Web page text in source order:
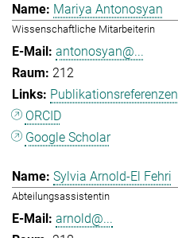
Mariya Antonosyan
Wissenschaftliche Mitarbeiterin
antonosyan@...
212
Publikationsreferenzen
ORCID
Google Scholar
Sylvia Arnold-El Fehri
Abteilungsassistentin
arnold@...